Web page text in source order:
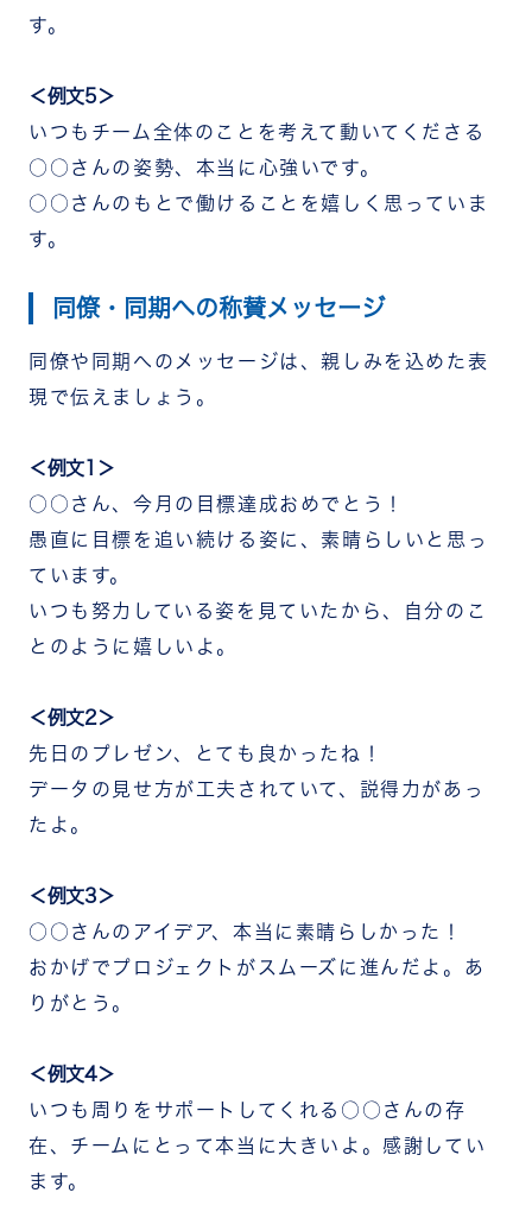
す。
＜例文5＞
いつもチーム全体のことを考えて動いてくださる
○○さんの姿勢、本当に心強いです。
○○さんのもとで働けることを嬉しく思っていま
す。
同僚・同期への称賛メッセージ
同僚や同期へのメッセージは、親しみを込めた表
現で伝えましょう。
＜例文1＞
○○さん、今月の目標達成おめでとう！
愚直に目標を追い続ける姿に、素晴らしいと思っ
ています。
いつも努力している姿を見ていたから、自分のこ
とのように嬉しいよ。
＜例文2＞
先日のプレゼン、とても良かったね！
データの見せ方が工夫されていて、説得力があっ
たよ。
＜例文3＞
○○さんのアイデア、本当に素晴らしかった！
おかげでプロジェクトがスムーズに進んだよ。あ
りがとう。
＜例文4＞
いつも周りをサポートしてくれる○○さんの存
在、チームにとって本当に大きいよ。感謝してい
ます。